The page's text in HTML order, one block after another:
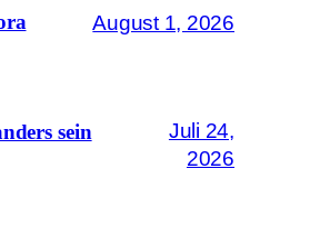
August 1, 2026
sein
Juli 24,
2026